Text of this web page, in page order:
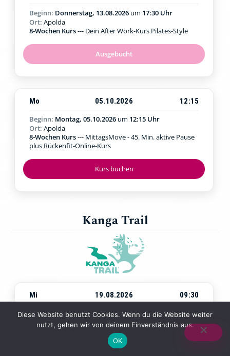
Ausgebucht
Beginn: Donnerstag, 13.08.2026 um 17:30 Uhr
Ort: Apolda
8-Wochen Kurs--- Dein After Work-Kurs Pilates-Style
Kurs buchen
Mo 05.10.2026
12:15
Beginn: Montag, 05.10.2026 um 12:15 Uhr
Ort: Apolda
8-Wochen Kurs--- MittagsMove - 45. Min. aktive Pause
plus Rückenfit-Online-Kurs
Kanga Trail
Mi 19.08.2026
09:30
Beginn:Mittwoch, 19.08.2026um09:30 Uhr
Ort:Jena Paradies
4-Wochen-Kurs
--- Walking & Kraftübungen in der Natur
Diese Website benutzt Cookies. Wenn du die Website weiter
nutzt, gehen wir von deinem Einverständnis aus.
OK